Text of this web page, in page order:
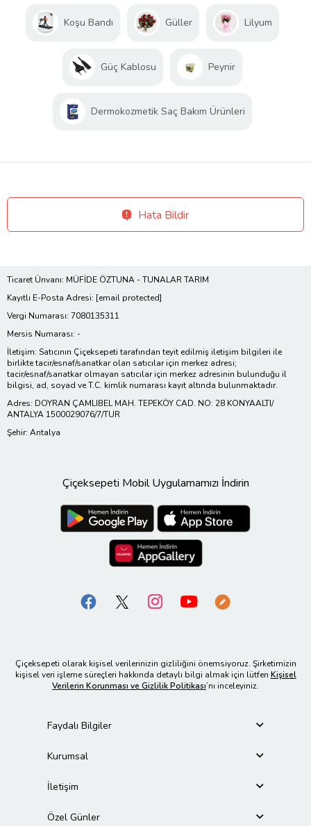
Koşu Bandı Güller Lilyum
Güç Kablosu Peynir
Dermokozmetik Saç Bakım Ürünleri
Hata Bildir
Ticaret Ünvanı: MÜFİDE ÖZTUNA - TUNALAR TARIM
Kayıtlı E-Posta Adresi: [email protected]
Vergi Numarası: 7080135311
Mersis Numarası: -
İletişim: Satıcının Çiçeksepeti tarafından teyit edilmiş iletişim bilgileri ile
birlikte tacir/esnaf/sanatkar olan satıcılar için merkez adresi;
tacir/esnaf/sanatkar olmayan satıcılar için merkez adresinin bulunduğu il
bilgisi, ad, soyad ve T.C. kimlik numarası kayıt altında bulunmaktadır.
Adres: DOYRAN ÇAMLIBEL MAH. TEPEKÖY CAD. NO: 28 KONYAALTI/
ANTALYA 1500029076/7/TUR
Şehir: Antalya
Çiçeksepeti Mobil Uygulamamızı İndirin
Çiçeksepeti olarak kişisel verilerinizin gizliliğini önemsiyoruz. Şirketimizin
kişisel veri işleme süreçleri hakkında detaylı bilgi almak için lütfen Kişisel
Verilerin Korunması ve Gizlilik Politikası’nı inceleyiniz.
Faydalı Bilgiler
Kurumsal
İletişim
Özel Günler